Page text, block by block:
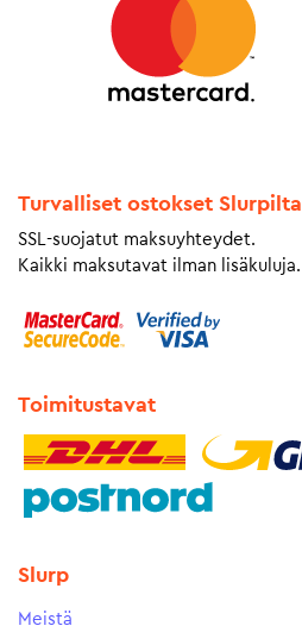
Turvalliset ostokset Slurpilta
SSL-suojatut maksuyhteydet.
Kaikki maksutavat ilman lisäkuluja.
Toimitustavat
Slurp
Meistä